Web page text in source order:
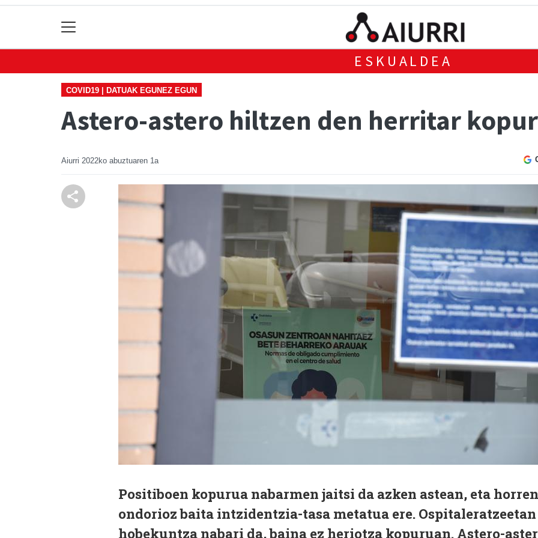
ESKUALDEA
COVID19 | DATUAK EGUNEZ EGUN
Astero-astero hiltzen den herritar
Aiurri 2022ko abuztuaren 1a
Positiboen kopurua nabarmen jaitsi da azken astean, eta horren
ondorioz baita intzidentzia-tasa metatua ere. Ospitaleratzeetan
hobekuntza nabari da, baina ez heriotza kopuruan. Astero-